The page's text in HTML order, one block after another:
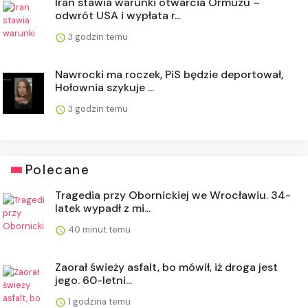
odwrót USA i wypłata r...
3 godzin temu
Nawrocki ma roczek, PiS będzie deportował,
Hołownia szykuje ...
3 godzin temu
Polecane
Tragedia przy Obornickiej we Wrocławiu. 34-
latek wypadł z mi...
40 minut temu
Zaorał świeży asfalt, bo mówił, iż droga jest
jego. 60-letni...
1 godzina temu